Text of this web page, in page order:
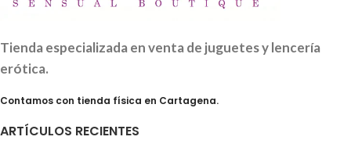
Tienda especializada en venta de juguetes y lencería
erótica.
Contamos con tienda física en Cartagena.
ARTÍCULOS RECIENTES